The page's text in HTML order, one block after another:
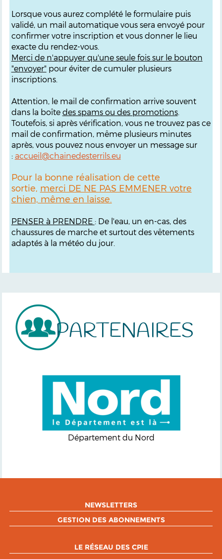
Lorsque vous aurez complété le formulaire puis
validé, un mail automatique vous sera envoyé pour
confirmer votre inscription et vous donner le lieu
exacte du rendez-vous.
Merci de n'appuyer qu'une seule fois sur le bouton
"envoyer" pour éviter de cumuler plusieurs
inscriptions.
Attention, le mail de confirmation arrive souvent
dans la boîte des spams ou des promotions.
Toutefois, si après vérification, vous ne trouvez pas ce
mail de confirmation, même plusieurs minutes
après, vous pouvez nous envoyer un message sur
: accueil@chainedesterrils.eu
Pour la bonne réalisation de cette
sortie, merci DE NE PAS EMMENER votre
chien, même en laisse.
PENSER à PRENDRE : De l'eau, un en-cas, des
chaussures de marche et surtout des vêtements
adaptés à la météo du jour.
PARTENAIRES
Département du Nord
NEWSLETTERS
GESTION DES ABONNEMENTS
LE RÉSEAU DES CPIE